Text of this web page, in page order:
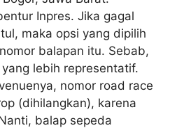
Inpres. Jika gagal
maka opsi yang dipilih
balapan itu. Sebab,
lebih representatif.
nomor road race
(dihilangkan), karena
balap sepeda